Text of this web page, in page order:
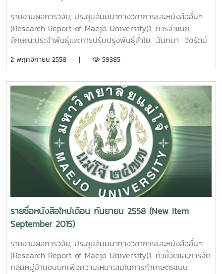
รายงานผลการวิจัย, ประชุมสัมมนาทางวิชาการและหนังสืออื่นๆ .
(Research Report of Maejo University)1. การจำแนก
ลักษณะประจำพันธุ์และการปรับปรุงพันธุ์ลำไย ฉันทนา วิชรัตน์
หนังสือ 2558 / ช38. 09 Classification of Longan
Wicharatana Maejo University. 2015. 2. อิทธิพลของ
ต้นตอลำไยต่อการเจริญเติบโตทนแล้งและทนโรคของลำไยพันธุ์
ดอ. นพพร บุญปลอด รายงานผลการวิจัยมหาวิทยาลัยแม่
โจ้44หน้า.เลขเรียกหนังสือ 2558 /ช38. 10 The Influence of
Rootstocks on Growth, Longan Decline, and Drought of
Longan CV. ‘Dew’. Nopporn Boonplod Maejo
University. 2015.
3.
โครงการอนุรักษ์และพัฒนาพันธุ์ลำไย ธีรนุช เจริญกิจ รายงาน
ผลการวิจัยมหาวิทยาลัยแม่โจ้ 45 หน้า. เลขเรียกหนังสือ 2558
/ ช38. 11 Germplasm Resources and Cultivar
Development for Longan [ DimocarpuslonganLour. ] .
Theeranuch Jaroenkit Maejo University. 2015.
4. ผลของวิธีการทำแห้งต่อความสามารถในการต้านออซิเดชั
นของสาหร่ายสไปรูลิน่า [ Spirulina platensis ]. วิจิตรา แดง
2 พฤศจิกายน 2558 | 59385
รายชื่อหนังสือใหม่เดือน กันยายน 2558 (New Item
September 2015)
รายงานผลการวิจัย, ประชุมสัมมนาทางวิชาการและหนังสืออื่นๆ .
(Research Report of Maejo University)1. ตัวชี้วัดและการจัด
กลุ่มหมู่บ้านชนบทเพื่อความเหมาะสมในการทำเกษตรแบบ